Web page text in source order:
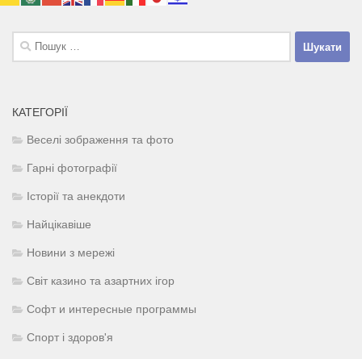
Пошук:
КАТЕГОРІЇ
Веселі зображення та фото
Гарні фотографії
Історії та анекдоти
Найцікавіше
Новини з мережі
Світ казино та азартних ігор
Софт и интересные программы
Спорт і здоров'я